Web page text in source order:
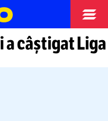
a câştigat